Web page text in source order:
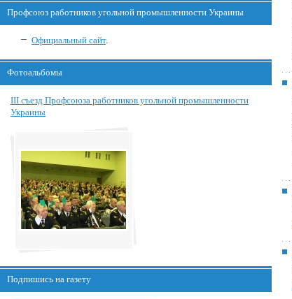
Профсоюз работников угольной промышленности Украины
Официальный сайт.
Фотоальбомы
III съезд Профсоюза работников угольной промышленности
Украины
Подпишись на газету